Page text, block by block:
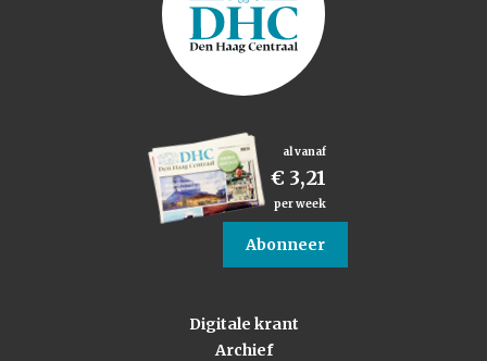
al vanaf
€ 3,21
per week
Abonneer
Digitale krant
Archief